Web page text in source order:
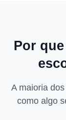
Por
A maioria
como algo